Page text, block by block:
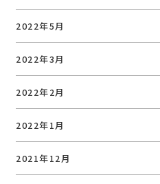
2022年5月
2022年3月
2022年2月
2022年1月
2021年12月